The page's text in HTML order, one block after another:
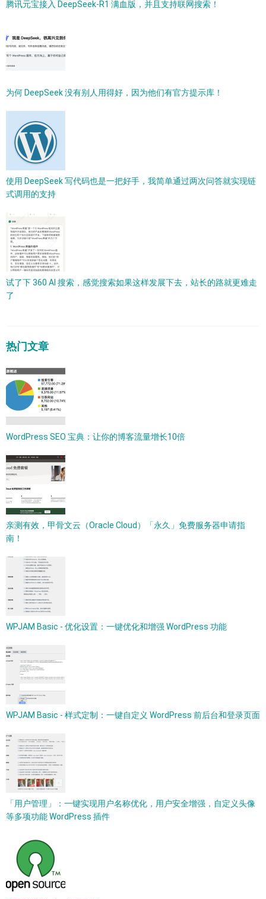
腾讯元宝接入 DeepSeek-R1 满血版，并且支持联网搜索！
为何 DeepSeek 没有别人用得好，因为他们有官方提示库！
使用 DeepSeek 写代码也是一把好手，我简单通过两次问答就实现链
式调用的支持
试了下 360 AI 搜索，感觉搜索如果这样发展下去，站长的路就更难走
了
热门文章
WordPress SEO 宝典：让你的博客流量增长10倍
亲测有效，甲骨文云（Oracle Cloud）「永久」免费服务器申请指
南！
WPJAM Basic - 优化设置：一键优化和增强 WordPress 功能
WPJAM Basic - 样式定制：一键自定义 WordPress 前后台和登录页面
「用户管理」：一键实现用户名称优化，用户安全增强，自定义头像
等多项功能 WordPress 插件